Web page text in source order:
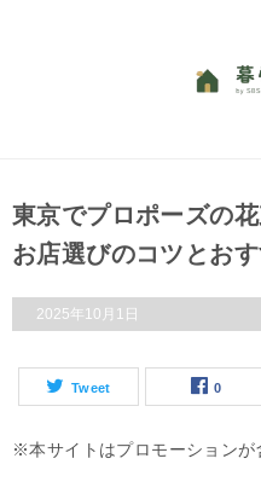
東京でプロポーズの
お店選びのコツとお
2025年10月1日
Tweet 0
本サイトはプロモーションが